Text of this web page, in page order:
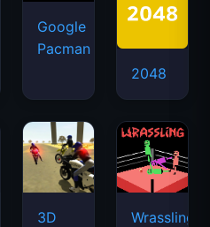
Google
Pacman
2048
3D
Wrassling